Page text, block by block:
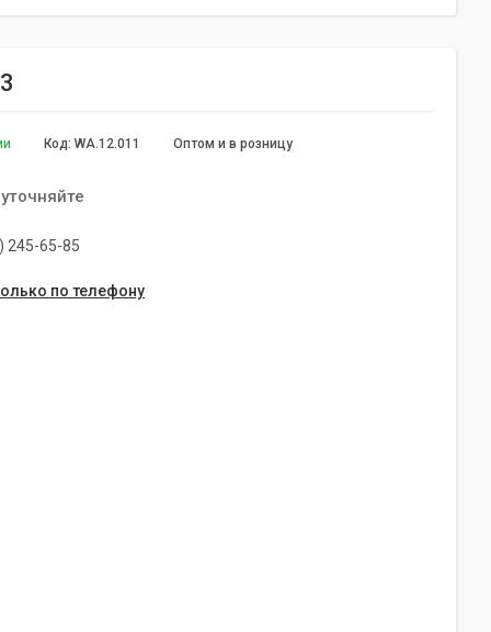
Оптом и в розницу
Код: WA.12.011
245-65-85
по телефону